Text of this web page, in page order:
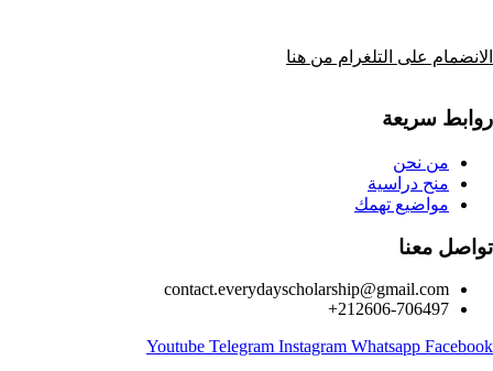
الانضمام على التلغرام من هنا
روابط سريعة
من نحن
منح دراسية
مواضيع تهمك
تواصل معنا
contact.everydayscholarship@gmail.com
212606-706497+
Youtube Telegram Instagram Whatsapp Facebook